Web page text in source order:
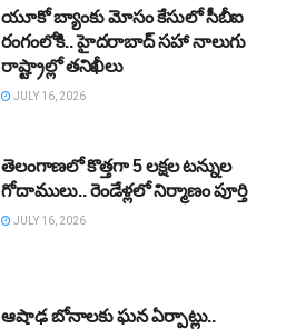
యూకో బ్యాంకు మోసం కేసులో సీబీఐ
రంగంలోకి.. హైదరాబాద్‌ సహా నాలుగు
రాష్ట్రాల్లో తనిఖీలు
JULY 16, 2026
తెలంగాణలో కొత్తగా 5 లక్షల టన్నుల
గోదాములు.. రెండేళ్లలో నిర్మాణం పూర్తి
JULY 16, 2026
ఆషాఢ బోనాలకు ఘన ఏర్పాట్లు..